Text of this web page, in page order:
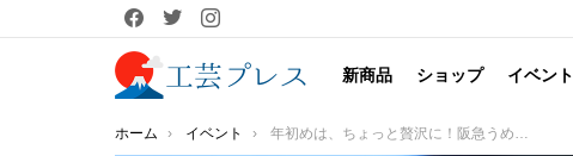
facebooktwitterinstagram
新商品 ショップ イベント
You are here:
ホーム イベント 年初めは、ちょっと贅沢に！阪急うめだ本店の「第38回 旨し、美し。金沢・加賀・能登展」